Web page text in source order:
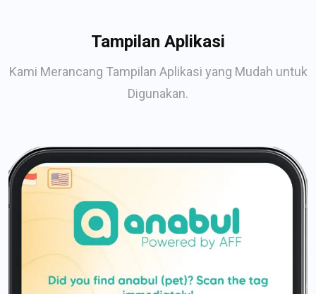
Tampilan Aplikasi
Kami Merancang Tampilan Aplikasi yang Mudah untuk
Digunakan.